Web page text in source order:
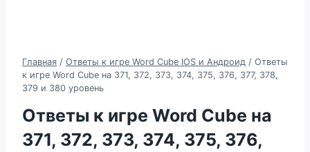
Главная / Ответы к игре Word Cube IOS и Андроид / Ответы
к игре Word Cube на 371, 372, 373, 374, 375, 376, 377, 378,
379 и 380 уровень
Ответы к игре Word Cube на
371, 372, 373, 374, 375, 376,